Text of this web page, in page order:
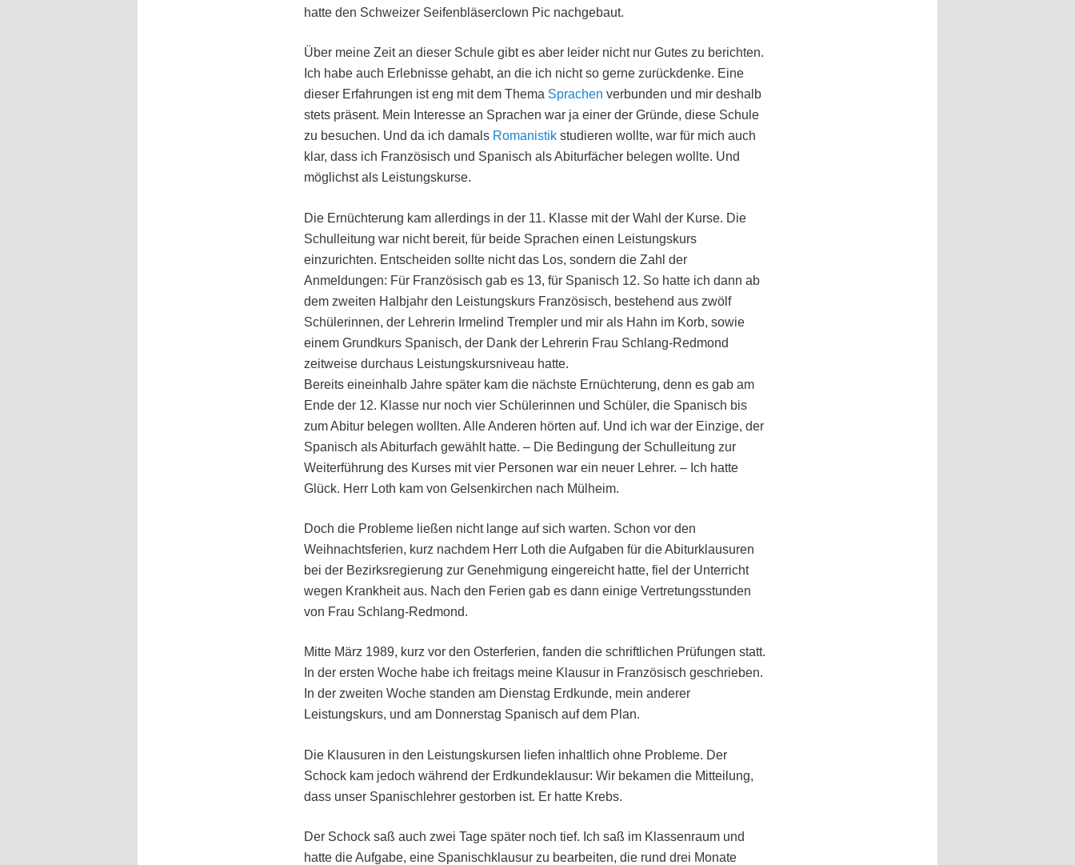
hatte den Schweizer Seifenbläserclown Pic nachgebaut.
Über meine Zeit an dieser Schule gibt es aber leider nicht nur Gutes zu berichten.
Ich habe auch Erlebnisse gehabt, an die ich nicht so gerne zurückdenke. Eine
dieser Erfahrungen ist eng mit dem Thema Sprachen verbunden und mir deshalb
stets präsent. Mein Interesse an Sprachen war ja einer der Gründe, diese Schule
zu besuchen. Und da ich damals Romanistik studieren wollte, war für mich auch
klar, dass ich Französisch und Spanisch als Abiturfächer belegen wollte. Und
möglichst als Leistungskurse.
Die Ernüchterung kam allerdings in der 11. Klasse mit der Wahl der Kurse. Die
Schulleitung war nicht bereit, für beide Sprachen einen Leistungskurs
einzurichten. Entscheiden sollte nicht das Los, sondern die Zahl der
Anmeldungen: Für Französisch gab es 13, für Spanisch 12. So hatte ich dann ab
dem zweiten Halbjahr den Leistungskurs Französisch, bestehend aus zwölf
Schülerinnen, der Lehrerin Irmelind Trempler und mir als Hahn im Korb, sowie
einem Grundkurs Spanisch, der Dank der Lehrerin Frau Schlang-Redmond
zeitweise durchaus Leistungskursniveau hatte.
Bereits eineinhalb Jahre später kam die nächste Ernüchterung, denn es gab am
Ende der 12. Klasse nur noch vier Schülerinnen und Schüler, die Spanisch bis
zum Abitur belegen wollten. Alle Anderen hörten auf. Und ich war der Einzige, der
Spanisch als Abiturfach gewählt hatte. – Die Bedingung der Schulleitung zur
Weiterführung des Kurses mit vier Personen war ein neuer Lehrer. – Ich hatte
Glück. Herr Loth kam von Gelsenkirchen nach Mülheim.
Doch die Probleme ließen nicht lange auf sich warten. Schon vor den
Weihnachtsferien, kurz nachdem Herr Loth die Aufgaben für die Abiturklausuren
bei der Bezirksregierung zur Genehmigung eingereicht hatte, fiel der Unterricht
wegen Krankheit aus. Nach den Ferien gab es dann einige Vertretungsstunden
von Frau Schlang-Redmond.
Mitte März 1989, kurz vor den Osterferien, fanden die schriftlichen Prüfungen statt.
In der ersten Woche habe ich freitags meine Klausur in Französisch geschrieben.
In der zweiten Woche standen am Dienstag Erdkunde, mein anderer
Leistungskurs, und am Donnerstag Spanisch auf dem Plan.
Die Klausuren in den Leistungskursen liefen inhaltlich ohne Probleme. Der
Schock kam jedoch während der Erdkundeklausur: Wir bekamen die Mitteilung,
dass unser Spanischlehrer gestorben ist. Er hatte Krebs.
Der Schock saß auch zwei Tage später noch tief. Ich saß im Klassenraum und
hatte die Aufgabe, eine Spanischklausur zu bearbeiten, die rund drei Monate